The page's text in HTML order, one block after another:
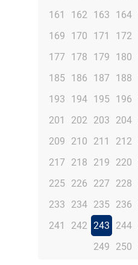
161
162 163 164
169
170 171 172
177
178 179 180
185
186 187 188
193
194 195 196
201
202 203 204
209
210 211 212
217
218 219 220
225
226 227 228
233
234 235 236
241
242 243 244
249
250